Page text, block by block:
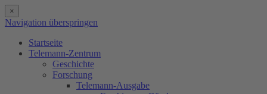
×
Navigation überspringen
Startseite
Telemann-Zentrum
Geschichte
Forschung
Telemann-Ausgabe